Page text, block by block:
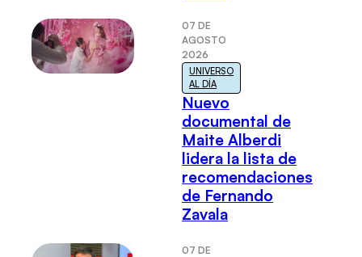
07 DE
AGOSTO
2026
UNIVERSO
AL DÍA
Nuevo
documental de
Maite Alberdi
lidera la lista de
recomendaciones
de Fernando
Zavala
07 DE